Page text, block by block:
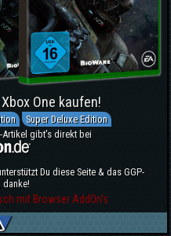
One kaufen!
Super Deluxe Edition
Artikel gibt's direkt bei
Du diese Seite & das GGP-
danke!
mit Browser AddOn's